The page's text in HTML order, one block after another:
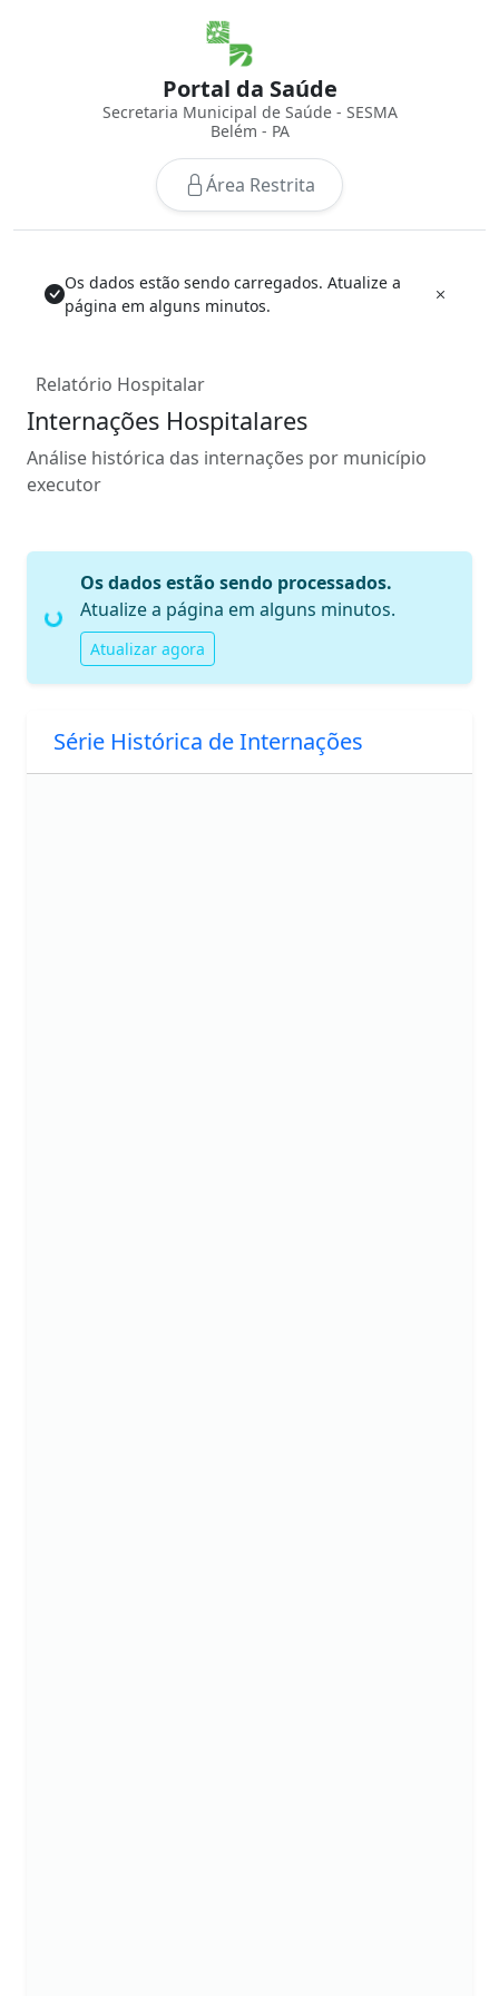
Portal da Saúde
Secretaria Municipal de Saúde - SESMA
Belém - PA
Área Restrita
Os dados estão sendo carregados. Atualize a
página em alguns minutos.
Relatório Hospitalar
Internações Hospitalares
Análise histórica das internações por município
executor
Carregando...
Os dados estão sendo processados.
Atualize a página em alguns minutos.
Atualizar agora
Série Histórica de Internações